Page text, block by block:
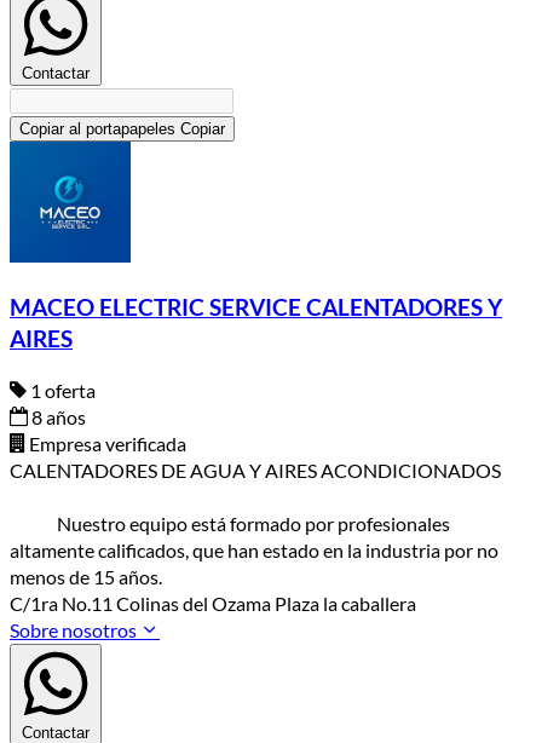
Contactar
Copiar al portapapeles Copiar
MACEO ELECTRIC SERVICE CALENTADORES Y
AIRES
1 oferta
8 años
Empresa verificada
CALENTADORES DE AGUA Y AIRES ACONDICIONADOS
Nuestro equipo está formado por profesionales
altamente calificados, que han estado en la industria por no
menos de 15 años.
C/1ra No.11 Colinas del Ozama Plaza la caballera
Sobre nosotros
Contactar